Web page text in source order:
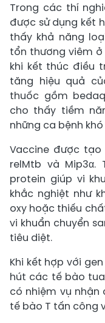
Trong các thí
được sử dụng kết
thấy khả năng
tổn thương viêm
khi kết thúc điều
tăng hiệu quả
thuốc gồm
cho thấy tiềm
những ca bệnh
Vaccine được
relMtb và
protein giúp vi
khắc nghiệt như
oxy hoặc thiếu
vi khuẩn chuyển
tiêu diệt.
Khi kết hợp với
hút các tế bào
có nhiệm vụ nhận
tế bào T tấn công